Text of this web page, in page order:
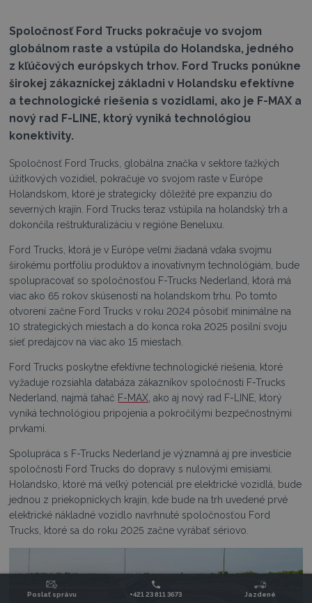
Spoločnosť Ford Trucks pokračuje vo svojom
globálnom raste a vstúpila do Holandska, jedného
z kľúčových európskych trhov. Ford Trucks ponúkne
širokej zákazníckej základni v Holandsku efektívne
a technologické riešenia s vozidlami, ako je F-MAX a
nový rad F-LINE, ktorý vyniká technológiou
konektivity.
Spoločnosť Ford Trucks, globálna značka v sektore ťažkých
úžitkových vozidiel, pokračuje vo svojom raste v Európe
Holandskom, ktoré je strategicky dôležité pre expanziu do
severných krajín. Ford Trucks teraz vstúpila na holandský trh a
dokončila reštrukturalizáciu v regióne Beneluxu.
Ford Trucks, ktorá je v Európe veľmi žiadaná vďaka svojmu
širokému portfóliu produktov a inovatívnym technológiám, bude
spolupracovať so spoločnosťou F-Trucks Nederland, ktorá má
viac ako 65 rokov skúseností na holandskom trhu. Po tomto
otvorení začne Ford Trucks v roku 2024 pôsobiť minimálne na
10 strategických miestach a do konca roka 2025 posilní svoju
sieť predajcov na viac ako 15 miestach.
Ford Trucks poskytne efektívne technologické riešenia, ktoré
vyžaduje rozsiahla databáza zákazníkov spoločnosti F-Trucks
Nederland, najmä ťahač F-MAX , ako aj nový rad F-LINE, ktorý
vyniká technológiou pripojenia a pokročilými bezpečnostnými
prvkami.
Spolupráca s F-Trucks Nederland je významná aj pre investície
spoločnosti Ford Trucks do dopravy s nulovými emisiami.
Holandsko, ktoré má veľký potenciál pre elektrické vozidlá, bude
jednou z priekopníckych krajín, kde bude na trh uvedené prvé
elektrické nákladné vozidlo navrhnuté spoločnosťou Ford
Trucks, ktoré sa do roku 2025 začne vyrábať sériovo.
Poslať správu +421 23 811 3673 Jazdené